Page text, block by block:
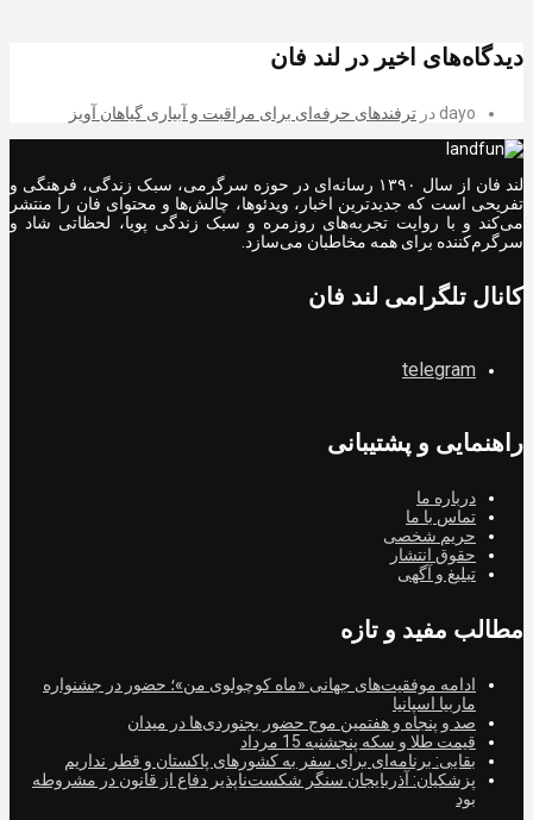
دیدگاه‌های اخیر در لند فان
dayo در ترفندهای حرفه‌ای برای مراقبت و آبیاری گیاهان آویز
لند فان از سال ۱۳۹۰ رسانه‌ای در حوزه سرگرمی، سبک زندگی، فرهنگی و
تفریحی است که جدیدترین اخبار، ویدئوها، چالش‌ها و محتوای فان را منتشر
می‌کند و با روایت تجربه‌های روزمره و سبک زندگی پویا، لحظاتی شاد و
سرگرم‌کننده برای همه مخاطبان می‌سازد.
کانال تلگرامی لند فان
telegram
راهنمایی و پشتیبانی
درباره ما
تماس با ما
حریم شخصی
حقوق انتشار
تبلیغ و آگهی
مطالب مفید و تازه
ادامه موفقیت‌های جهانی «ماه کوچولوی من»؛ حضور در جشنواره
ماربیا اسپانیا
صد و پنجاه و هفتمین موج حضور بجنوردی‌ها در میدان
قیمت طلا و سکه پنجشنبه 15 مرداد
بقایی: برنامه‌ای برای سفر به کشورهای پاکستان و قطر نداریم
پزشکیان: آذربایجان سنگر شکست‌ناپذیر دفاع از قانون در مشروطه
بود